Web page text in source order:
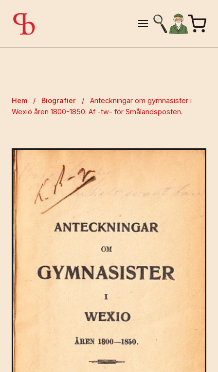
Hem / Biografier /
Anteckningar om gymnasister i
Wexiö åren 1800-1850. Af -tw- för Smålandsposten.